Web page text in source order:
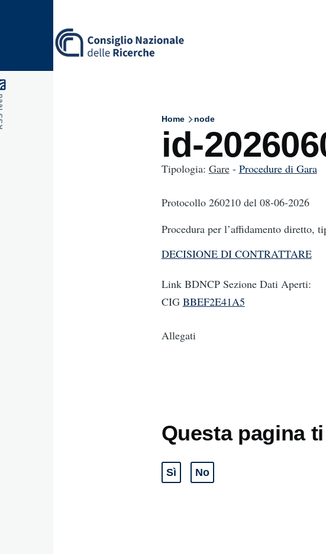
Breadcrumb
Home node
id-
Tipologia: Gare- Procedure di Gara
Protocollo 260210 del 08-06-2026
Procedura per l’affidamento diretto,
DECISIONE DI CONTRATTARE
Link BDNCP Sezione Dati Aperti:
CIG BBEF2E41A5
Allegati
Questa pagina
Sì